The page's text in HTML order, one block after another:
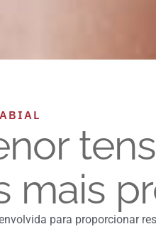
mais
para proporcionar